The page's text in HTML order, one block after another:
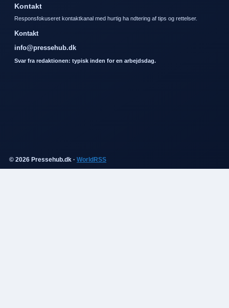
Kontakt
Responsfokuseret kontaktkanal med hurtig ha ndtering af tips og rettelser.
Kontakt
info@pressehub.dk
Svar fra redaktionen: typisk inden for en arbejdsdag.
© 2026 Pressehub.dk · WorldRSS